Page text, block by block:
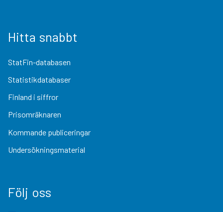
Hitta snabbt
StatFin-databasen
Statistikdatabaser
Finland i siffror
Prisomräknaren
Kommande publiceringar
Undersökningsmaterial
Följ oss